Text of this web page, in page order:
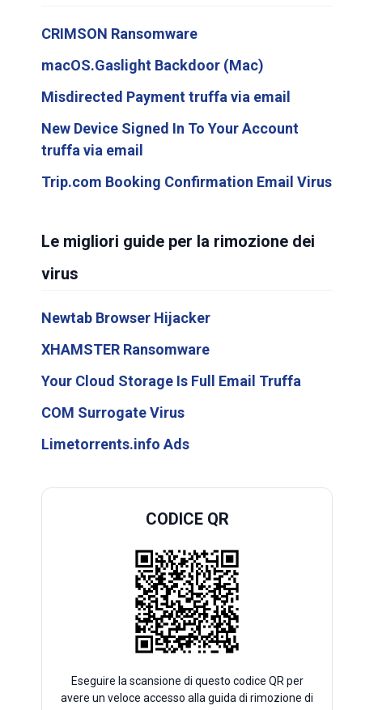
CRIMSON Ransomware
macOS.Gaslight Backdoor (Mac)
Misdirected Payment truffa via email
New Device Signed In To Your Account
truffa via email
Trip.com Booking Confirmation Email Virus
Le migliori guide per la rimozione dei
virus
Newtab Browser Hijacker
XHAMSTER Ransomware
Your Cloud Storage Is Full Email Truffa
COM Surrogate Virus
Limetorrents.info Ads
CODICE QR
Eseguire la scansione di questo codice QR per
avere un veloce accesso alla guida di rimozione di